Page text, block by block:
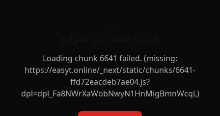
Loading chunk 6641 failed. (missing:
https://easyt.online/_next/static/chunks/6641-
ffd72eacdeb7ae04.js?
dpl=dpl_Fa8NWrXaWobNwyN1HnMigBmnWcqL)